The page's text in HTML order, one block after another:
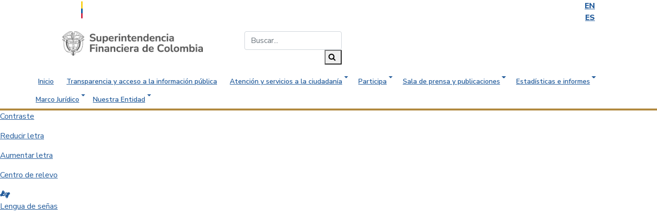
EN
ES
Saltar al contenido principal
Inicio Transparencia y acceso a la información pública Atención y servicios a la ciudadanía Participa Sala de prensa y publicaciones
Estadísticas e informes
Marco Jurídico
Nuestra Entidad
Contraste
Reducir letra
Aumentar letra
Centro de relevo
Lengua de señas